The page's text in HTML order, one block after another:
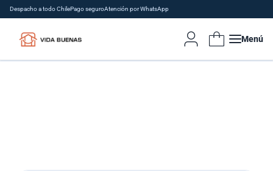
Despacho a todo ChilePago seguroAtención por WhatsApp
Menú